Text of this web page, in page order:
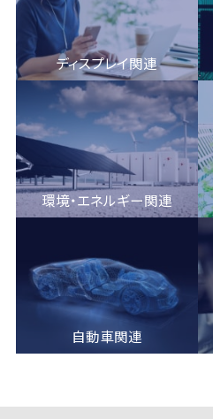
ディスプレイ関連
環境・エネルギー関連
自動車関連